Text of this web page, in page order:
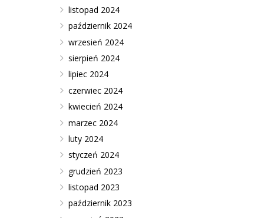
listopad 2024
październik 2024
wrzesień 2024
sierpień 2024
lipiec 2024
czerwiec 2024
kwiecień 2024
marzec 2024
luty 2024
styczeń 2024
grudzień 2023
listopad 2023
październik 2023